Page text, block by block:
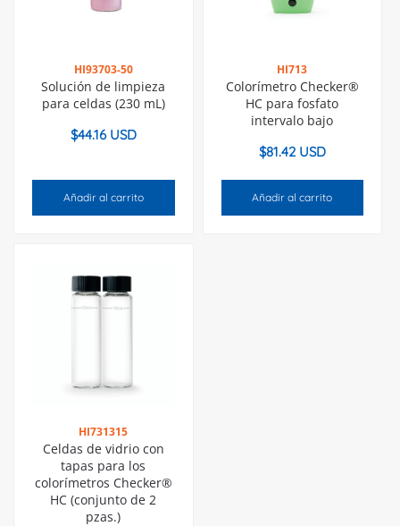
HI93703-50
Solución de limpieza
para celdas (230 mL)
$44.16 USD
Añadir al carrito
HI713
Colorímetro Checker®
HC para fosfato
intervalo bajo
$81.42 USD
Añadir al carrito
HI731315
Celdas de vidrio con
tapas para los
colorímetros Checker®
HC (conjunto de 2
pzas.)